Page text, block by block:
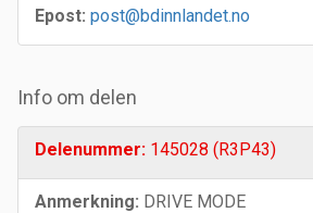
Epost: post@bdinnlandet.no
Info om delen
Delenummer: 145028 (R3P43)
Anmerkning: DRIVE MODE